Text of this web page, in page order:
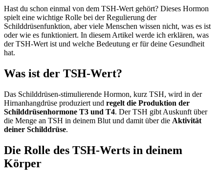
Hast du schon einmal von dem TSH-Wert gehört? Dieses Hormon
spielt eine wichtige Rolle bei der Regulierung der
Schilddrüsenfunktion, aber viele Menschen wissen nicht, was es ist
oder wie es funktioniert. In diesem Artikel werde ich erklären, was
der TSH-Wert ist und welche Bedeutung er für deine Gesundheit
hat.
Was ist der TSH-Wert?
Das Schilddrüsen-stimulierende Hormon, kurz TSH, wird in der
Hirnanhangdrüse produziert und regelt die Produktion der
Schilddrüsenhormone T3 und T4. Der TSH gibt Auskunft über
die Menge an TSH in deinem Blut und damit über die Aktivität
deiner Schilddrüse.
Die Rolle des TSH-Werts in deinem
Körper